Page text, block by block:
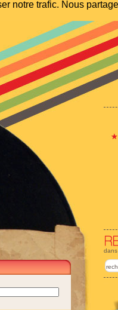
notre trafic. Nous